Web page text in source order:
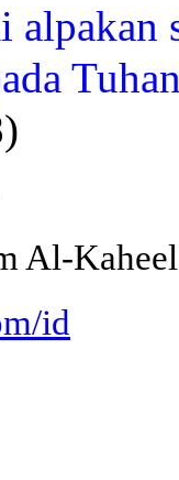
alpakan
Al-Kaheel
id